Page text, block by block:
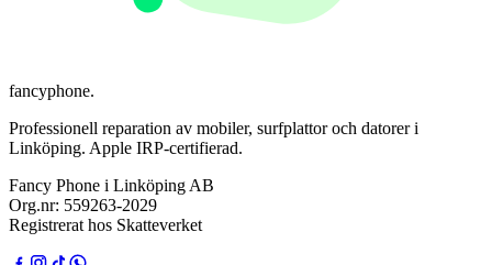
fancyphone.
Professionell reparation av mobiler, surfplattor och datorer i
Linköping. Apple IRP-certifierad.
Fancy Phone i Linköping AB
Org.nr: 559263-2029
Registrerat hos Skatteverket